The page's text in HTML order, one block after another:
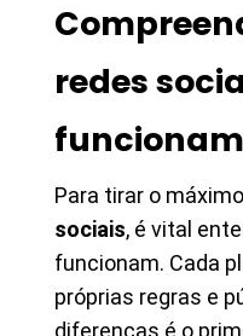
redes
Para tirar o
sociais, é vital
funcionam. Cada
próprias regras e
diferenças é o